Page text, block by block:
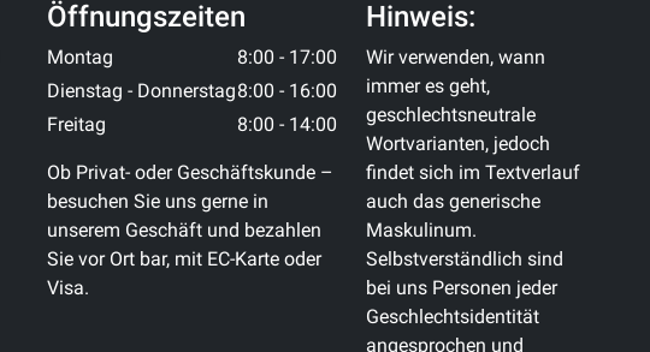
Öffnungszeiten
Montag
8:00 - 17:00
Dienstag - Donnerstag8:00 - 16:00
Freitag
8:00 - 14:00
Ob Privat- oder Geschäftskunde –
besuchen Sie uns gerne in
unserem Geschäft und bezahlen
Sie vor Ort bar, mit EC-Karte oder
Visa.
Hinweis:
Wir verwenden, wann
immer es geht,
geschlechtsneutrale
Wortvarianten, jedoch
findet sich im Textverlauf
auch das generische
Maskulinum.
Selbstverständlich sind
bei uns Personen jeder
Geschlechtsidentität
angesprochen und